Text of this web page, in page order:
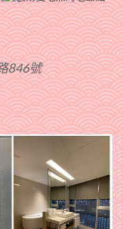
846號